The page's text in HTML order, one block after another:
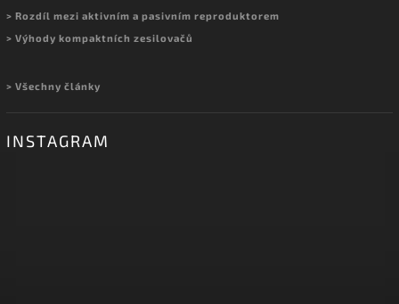
> Rozdíl mezi aktivním a pasivním reproduktorem
> Výhody kompaktních zesilovačů
> Všechny články
INSTAGRAM